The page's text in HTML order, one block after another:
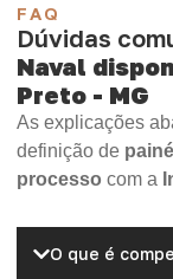
FAQ
Dúvidas
Naval
Preto - MG
As explicações
definição de
processo com a
O que é